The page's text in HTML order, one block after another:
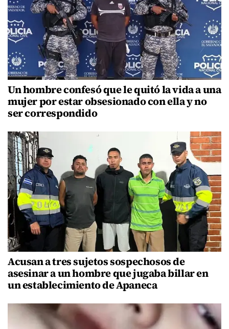
Un hombre confesó que le quitó la vida a una
mujer por estar obsesionado con ella y no
ser correspondido
Acusan a tres sujetos sospechosos de
asesinar a un hombre que jugaba billar en
un establecimiento de Apaneca